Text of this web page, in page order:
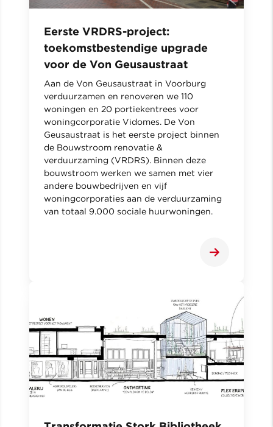
Eerste VRDRS-project:
toekomstbestendige upgrade
voor de Von Geusaustraat
Aan de Von Geusaustraat in Voorburg
verduurzamen en renoveren we 110
woningen en 20 portiekentrees voor
woningcorporatie Vidomes. De Von
Geusaustraat is het eerste project binnen
de Bouwstroom renovatie &
verduurzaming (VRDRS). Binnen deze
bouwstroom werken we samen met vier
andere bouwbedrijven en vijf
woningcorporaties aan de verduurzaming
van totaal 9.000 sociale huurwoningen.